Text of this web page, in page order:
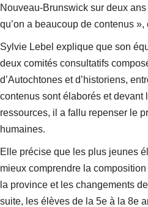
Nouveau-Brunswick sur deux
qu’on a beaucoup de contenus
Sylvie Lebel explique que son
deux comités consultatifs
d’Autochtones et d’historiens,
contenus sont élaborés et devant
ressources, il a fallu repenser le
humaines.
Elle précise que les plus jeunes
mieux comprendre la
la province et les changements
suite, les élèves de la 5e à la 8e